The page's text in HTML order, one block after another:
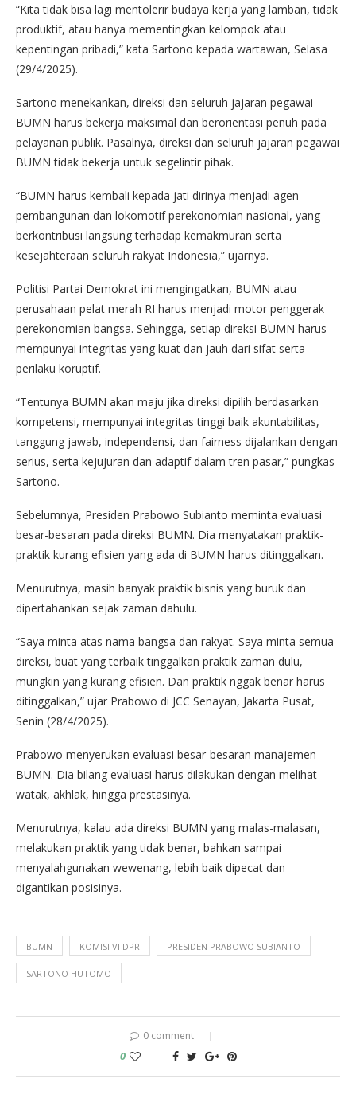
“Kita tidak bisa lagi mentolerir budaya kerja yang lamban, tidak
produktif, atau hanya mementingkan kelompok atau
kepentingan pribadi,” kata Sartono kepada wartawan, Selasa
(29/4/2025).
Sartono menekankan, direksi dan seluruh jajaran pegawai
BUMN harus bekerja maksimal dan berorientasi penuh pada
pelayanan publik. Pasalnya, direksi dan seluruh jajaran pegawai
BUMN tidak bekerja untuk segelintir pihak.
“BUMN harus kembali kepada jati dirinya menjadi agen
pembangunan dan lokomotif perekonomian nasional, yang
berkontribusi langsung terhadap kemakmuran serta
kesejahteraan seluruh rakyat Indonesia,” ujarnya.
Politisi Partai Demokrat ini mengingatkan, BUMN atau
perusahaan pelat merah RI harus menjadi motor penggerak
perekonomian bangsa. Sehingga, setiap direksi BUMN harus
mempunyai integritas yang kuat dan jauh dari sifat serta
perilaku koruptif.
“Tentunya BUMN akan maju jika direksi dipilih berdasarkan
kompetensi, mempunyai integritas tinggi baik akuntabilitas,
tanggung jawab, independensi, dan fairness dijalankan dengan
serius, serta kejujuran dan adaptif dalam tren pasar,” pungkas
Sartono.
Sebelumnya, Presiden Prabowo Subianto meminta evaluasi
besar-besaran pada direksi BUMN. Dia menyatakan praktik-
praktik kurang efisien yang ada di BUMN harus ditinggalkan.
Menurutnya, masih banyak praktik bisnis yang buruk dan
dipertahankan sejak zaman dahulu.
“Saya minta atas nama bangsa dan rakyat. Saya minta semua
direksi, buat yang terbaik tinggalkan praktik zaman dulu,
mungkin yang kurang efisien. Dan praktik nggak benar harus
ditinggalkan,” ujar Prabowo di JCC Senayan, Jakarta Pusat,
Senin (28/4/2025).
Prabowo menyerukan evaluasi besar-besaran manajemen
BUMN. Dia bilang evaluasi harus dilakukan dengan melihat
watak, akhlak, hingga prestasinya.
Menurutnya, kalau ada direksi BUMN yang malas-malasan,
melakukan praktik yang tidak benar, bahkan sampai
menyalahgunakan wewenang, lebih baik dipecat dan
digantikan posisinya.
BUMN KOMISI VI DPR PRESIDEN PRABOWO SUBIANTO
SARTONO HUTOMO
0 comment
0